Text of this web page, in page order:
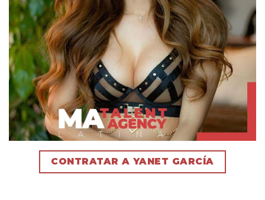
CONTRATAR A YANET GARCÍA